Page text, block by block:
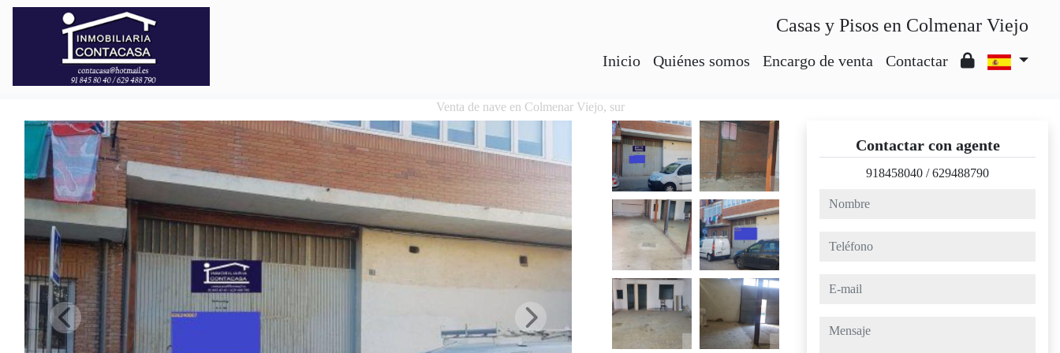
Casas y Pisos en Colmenar Viejo
Inicio Quiénes somos Encargo de venta Contactar
Venta de nave en Colmenar Viejo, sur
Contactar con agente
918458040 /629488790
nombre
teléfono
e-mail
mensaje